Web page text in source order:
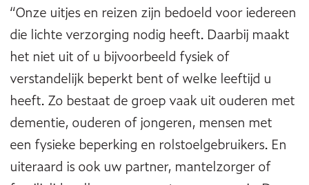
“Onze uitjes en reizen zijn bedoeld voor iedereen
die lichte verzorging nodig heeft. Daarbij maakt
het niet uit of u bijvoorbeeld fysiek of
verstandelijk beperkt bent of welke leeftijd u
heeft. Zo bestaat de groep vaak uit ouderen met
dementie, ouderen of jongeren, mensen met
een fysieke beperking en rolstoelgebruikers. En
uiteraard is ook uw partner, mantelzorger of